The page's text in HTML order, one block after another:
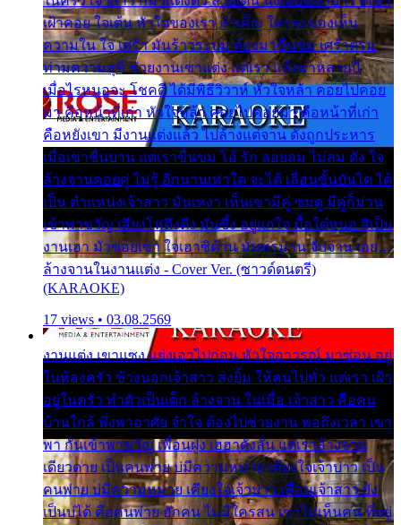
เฝ้าคอย ใจเต้น หัวใจของเรา ลำเค็ญ ใครจะมองเห็น
ความใน ใจ เศร้า มันร้าวระบม ต้องมาขื่นขม เศร้าตรม
ท่ามความสุขี ช่วยงานเขาแต่ง แต่เรา แล้งมาหลายปี
เมื่อไรหนอจะ โชคดี ได้มีพิธีวิวาห์ หัวใจหล้า คอยไปคอย
มา คือหน้าที่เก่า หัวใจหล้า คอยไปคอยมา คือหน้าที่เก่า
คือหยังเขา มีงานแต่งแล้ว ไปล้างแต่จาน ดั่งถูกประหาร
เมื่อเขาชื่นบาน แต่เราขื่นขม โอ้ รัก ลอยลม ไม่สม ดัง ใจ
ล้างจานคอยคู่ ไม่รู้ อีกนานเท่าใด จะได้ เลื่อนขั้นบันได ได้
เป็น ตำแหน่งเจ้าสาว มันเหงา เห็นเขามีคู่ ซมดู มีคู่ก็ม่วน
เข้าพาขวัญ เสียงโห่ตึงตึง มันซึ้ง อยู่แก่ใจ มื้อใด๋หนอ สิเป็น
งานเฮา มัวซอยเขา ใจเฮาซิด้าน มันทรมาน จับจาน เอย…
ล้างจานในงานแต่ง - Cover Ver. (ซาวด์ดนตรี)
(KARAOKE)
17 views • 03.08.2569
งานแต่ง เขาแซง แย่งเอาไปก่อน หัวใจอาวรณ์ มาซ่อน อยู่
ในห้องครัว ข้างนอกเจ้าสาว ส่งยิ้ม ให้คนไปทั่ว แต่เรา เฝ้า
อยู่ในครัว ทำตัวเป็นเด็ก ล้างจาน ในเมื่อ เจ้าสาว คือคน
บ้านใกล้ พึ่งพาอาศัย จำใจ ต้องไปช่วยงาน พอถึงเวลา เขา
พา กันเข้าพาขวัญ เพื่อนฝูง เฮฮาดังลั่น แต่เราล้างจาน
เดียวดาย เป็นคนพ่าย บ่มีความหมาย เคียงใจเจ้าบ่าว เป็น
คนพ่าย บ่มีความหมาย เคียงใจเจ้าบ่าว เพื่อนเจ้าสาว ยัง
เป็นบ่ได้ คือคนพ่าย ฮักคน ไม่มีใครสน เขาไม่เห็นคน ที่อยู่